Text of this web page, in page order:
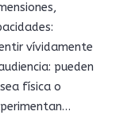
vívidamente
pueden
física o